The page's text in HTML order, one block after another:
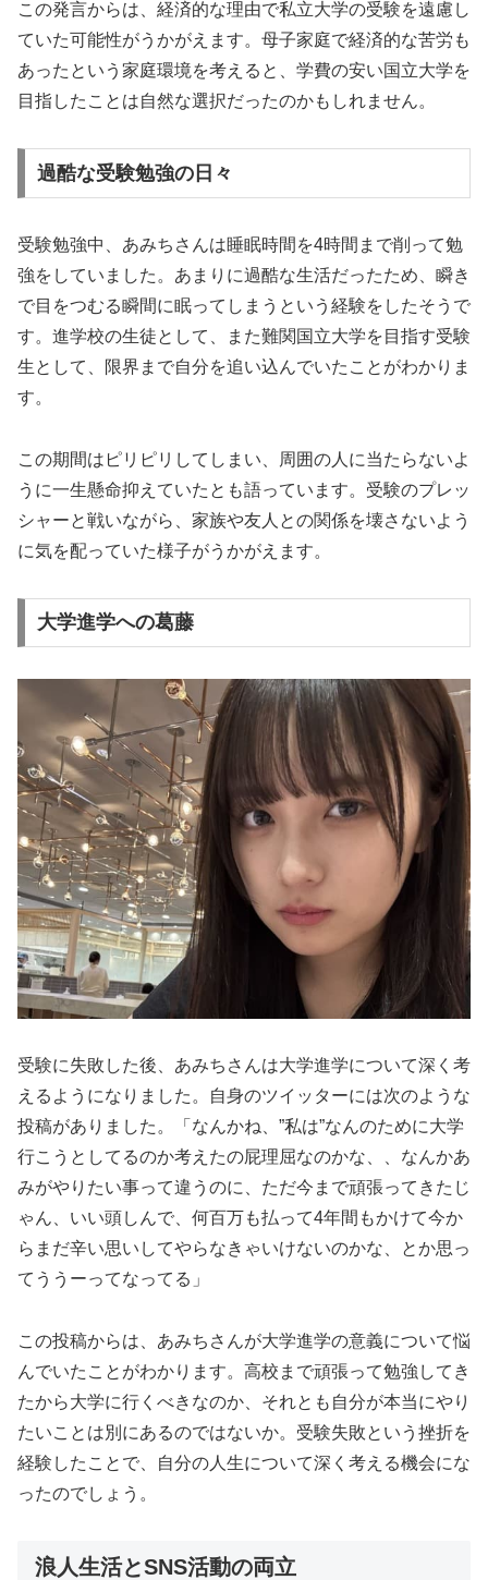
この発言からは、経済的な理由で私立大学の受験を遠慮し
ていた可能性がうかがえます。母子家庭で経済的な苦労も
あったという家庭環境を考えると、学費の安い国立大学を
目指したことは自然な選択だったのかもしれません。
過酷な受験勉強の日々
受験勉強中、あみちさんは睡眠時間を4時間まで削って勉
強をしていました。あまりに過酷な生活だったため、瞬き
で目をつむる瞬間に眠ってしまうという経験をしたそうで
す。進学校の生徒として、また難関国立大学を目指す受験
生として、限界まで自分を追い込んでいたことがわかりま
す。
この期間はピリピリしてしまい、周囲の人に当たらないよ
うに一生懸命抑えていたとも語っています。受験のプレッ
シャーと戦いながら、家族や友人との関係を壊さないよう
に気を配っていた様子がうかがえます。
大学進学への葛藤
受験に失敗した後、あみちさんは大学進学について深く考
えるようになりました。自身のツイッターには次のような
投稿がありました。「なんかね、”私は”なんのために大学
行こうとしてるのか考えたの屁理屈なのかな、、なんかあ
みがやりたい事って違うのに、ただ今まで頑張ってきたじ
ゃん、いい頭しんで、何百万も払って4年間もかけて今か
らまだ辛い思いしてやらなきゃいけないのかな、とか思っ
てううーってなってる」
この投稿からは、あみちさんが大学進学の意義について悩
んでいたことがわかります。高校まで頑張って勉強してき
たから大学に行くべきなのか、それとも自分が本当にやり
たいことは別にあるのではないか。受験失敗という挫折を
経験したことで、自分の人生について深く考える機会にな
ったのでしょう。
浪人生活とSNS活動の両立